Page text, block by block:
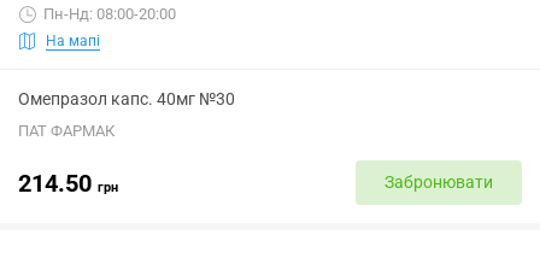
Пн-Нд: 08:00-20:00
На мапі
Омепразол капс. 40мг №30
ПАТ ФАРМАК
214.50 грн Забронювати